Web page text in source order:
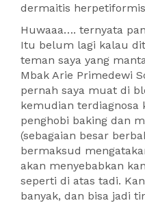
dermaitis herpetiformis
Huwaaa…. ternyata
Itu belum lagi kalau
teman saya yang
Mbak Arie Primedewi
pernah saya muat di
kemudian terdiagnosa
penghobi baking dan
(sebagaian besar
bermaksud
akan menyebabkan
seperti di atas tadi.
banyak, dan bisa jadi